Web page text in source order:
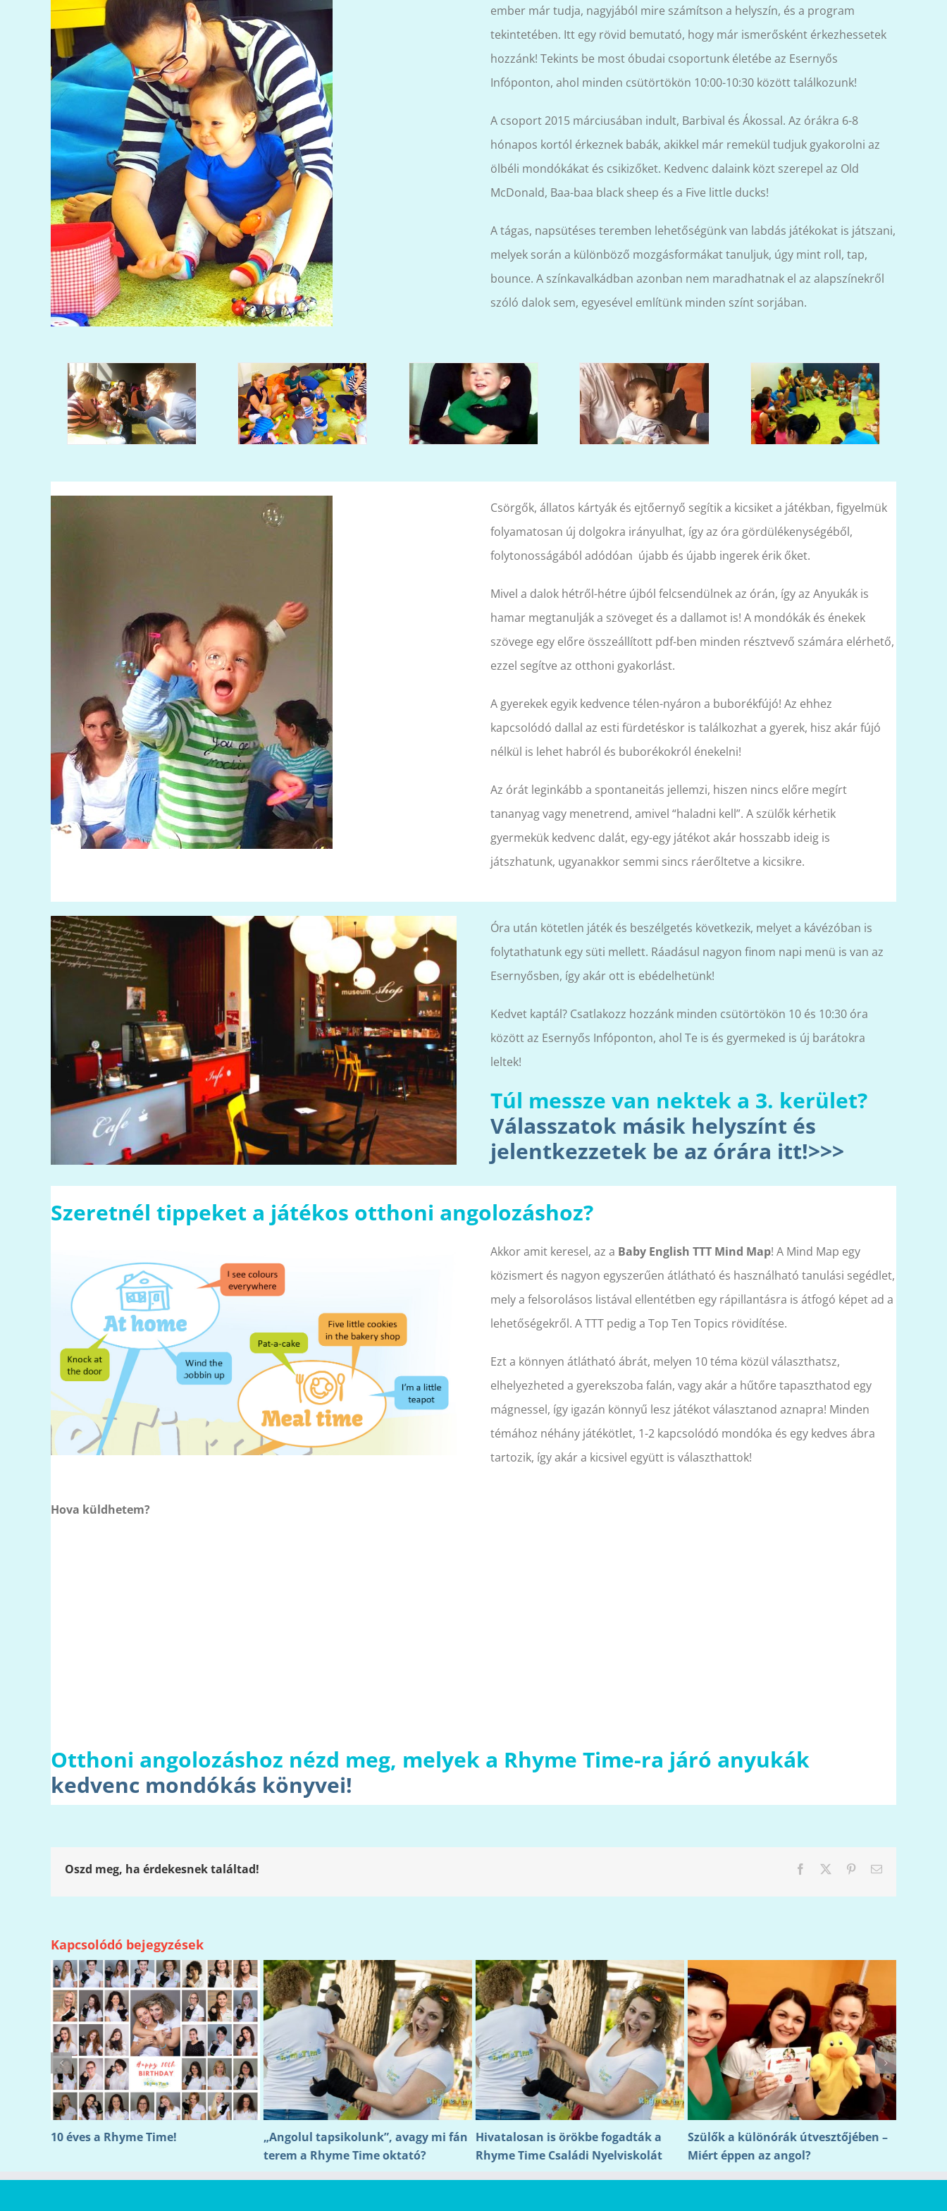
ember már tudja, nagyjából mire számítson a helyszín, és a program
tekintetében. Itt egy rövid bemutató, hogy már ismerősként érkezhessetek
hozzánk! Tekints be most óbudai csoportunk életébe az Esernyős
Infóponton, ahol minden csütörtökön 10:00-10:30 között találkozunk!
A csoport 2015 márciusában indult, Barbival és Ákossal. Az órákra 6-8
hónapos kortól érkeznek babák, akikkel már remekül tudjuk gyakorolni az
ölbéli mondókákat és csikizőket. Kedvenc dalaink közt szerepel az Old
McDonald, Baa-baa black sheep és a Five little ducks!
A tágas, napsütéses teremben lehetőségünk van labdás játékokat is játszani,
melyek során a különböző mozgásformákat tanuljuk, úgy mint roll, tap,
bounce. A színkavalkádban azonban nem maradhatnak el az alapszínekről
szóló dalok sem, egyesével említünk minden színt sorjában.
Csörgők, állatos kártyák és ejtőernyő segítik a kicsiket a játékban, figyelmük
folyamatosan új dolgokra irányulhat, így az óra gördülékenységéből,
folytonosságából adódóan újabb és újabb ingerek érik őket.
Mivel a dalok hétről-hétre újból felcsendülnek az órán, így az Anyukák is
hamar megtanulják a szöveget és a dallamot is! A mondókák és énekek
szövege egy előre összeállított pdf-ben minden résztvevő számára elérhető,
ezzel segítve az otthoni gyakorlást.
A gyerekek egyik kedvence télen-nyáron a buborékfújó! Az ehhez
kapcsolódó dallal az esti fürdetéskor is találkozhat a gyerek, hisz akár fújó
nélkül is lehet habról és buborékokról énekelni!
Az órát leginkább a spontaneitás jellemzi, hiszen nincs előre megírt
tananyag vagy menetrend, amivel “haladni kell”. A szülők kérhetik
gyermekük kedvenc dalát, egy-egy játékot akár hosszabb ideig is
játszhatunk, ugyanakkor semmi sincs ráerőltetve a kicsikre.
Óra után kötetlen játék és beszélgetés következik, melyet a kávézóban is
folytathatunk egy süti mellett. Ráadásul nagyon finom napi menü is van az
Esernyősben, így akár ott is ebédelhetünk!
Kedvet kaptál? Csatlakozz hozzánk minden csütörtökön 10 és 10:30 óra
között az Esernyős Infóponton, ahol Te is és gyermeked is új barátokra
leltek!
Túl messze van nektek a 3. kerület?
Válasszatok másik helyszínt és
jelentkezzetek be az órára itt!>>>
Szeretnél tippeket a játékos otthoni angolozáshoz?
Akkor amit keresel, az a Baby English TTT Mind Map! A Mind Map egy
közismert és nagyon egyszerűen átlátható és használható tanulási segédlet,
mely a felsorolásos listával ellentétben egy rápillantásra is átfogó képet ad a
lehetőségekről. A TTT pedig a Top Ten Topics rövidítése.
Ezt a könnyen átlátható ábrát, melyen 10 téma közül választhatsz,
elhelyezheted a gyerekszoba falán, vagy akár a hűtőre tapaszthatod egy
mágnessel, így igazán könnyű lesz játékot választanod aznapra! Minden
témához néhány játékötlet, 1-2 kapcsolódó mondóka és egy kedves ábra
tartozik, így akár a kicsivel együtt is választhattok!
Hova küldhetem?
Otthoni angolozáshoz nézd meg, melyek a Rhyme Time-ra járó anyukák
kedvenc mondókás könyvei!
Oszd meg, ha érdekesnek találtad! Facebook PinterestEmail:
Kapcsolódó bejegyzések
10 éves a Rhyme Time!
„Angolul tapsikolunk”, avagy mi fán
terem a Rhyme Time oktató?
Hivatalosan is örökbe fogadták a
Rhyme Time Családi Nyelviskolát
Szülők a különórák útvesztőjében –
Miért éppen az angol?